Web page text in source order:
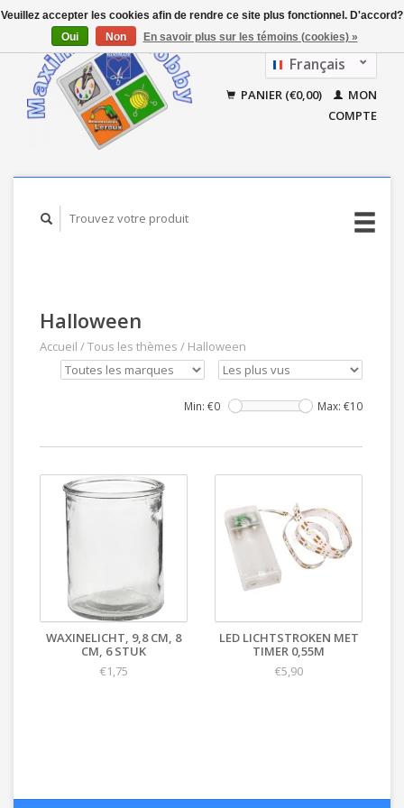
Français
Nederlands
PANIER (€0,00)
MON
COMPTE
Halloween
Accueil /Tous les thèmes / Halloween
Min: €0 Max: €10
WAXINELICHT, 9,8 CM, 8
CM, 6 STUK
€1,75
LED LICHTSTROKEN MET
TIMER 0,55M
€5,90
Veuillez accepter les cookies afin de rendre ce site plus fonctionnel. D'accord?
Oui
Non En savoir plus sur les témoins (cookies) »